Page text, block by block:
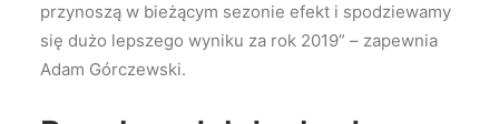
przynoszą w bieżącym sezonie efekt i spodziewamy
się dużo lepszego wyniku za rok 2019” – zapewnia
Adam Górczewski.